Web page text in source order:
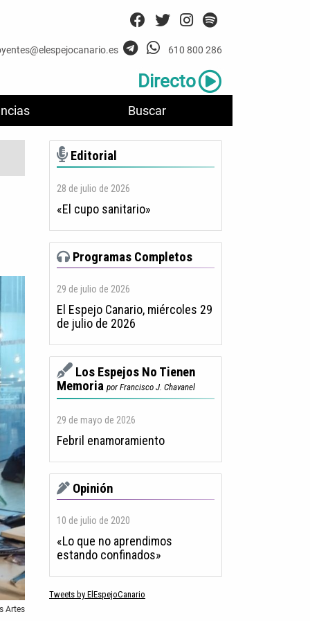
Buscar
610 800 286
Directo
Artes
Editorial
28 de julio de 2026
«El cupo sanitario»
Programas Completos
29 de julio de 2026
El Espejo Canario, miércoles 29
de julio de 2026
Los Espejos No Tienen
Memoria por Francisco J. Chavanel
29 de mayo de 2026
Febril enamoramiento
Opinión
10 de julio de 2020
«Lo que no aprendimos
estando confinados»
Tweets by ElEspejoCanario